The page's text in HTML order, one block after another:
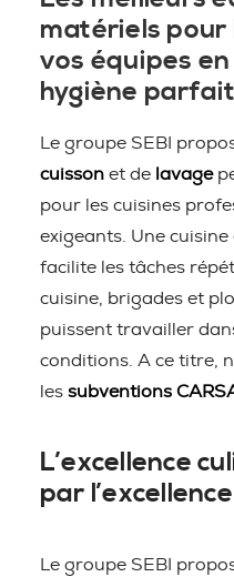
matériels
vos équipes
hygiène
Le groupe SEBI
cuisson et de lavage
pour les cuisines
exigeants. Une
facilite les tâches
cuisine, brigades et
puissent travailler
conditions. A ce titre,
les subventions
L’excellence
par
Le groupe SEBI